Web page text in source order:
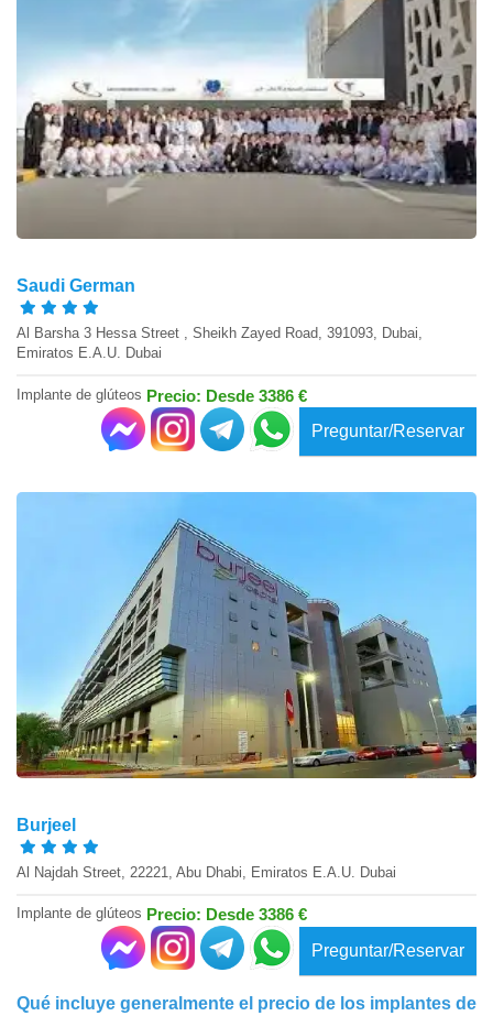
Saudi German
Al Barsha 3 Hessa Street , Sheikh Zayed Road, 391093, Dubai,
Emiratos E.A.U. Dubai
Implante de glúteos Precio: Desde 3386 €
Preguntar/Reservar
Burjeel
Al Najdah Street, 22221, Abu Dhabi, Emiratos E.A.U. Dubai
Implante de glúteos Precio: Desde 3386 €
Preguntar/Reservar
Qué incluye generalmente el precio de los implantes de